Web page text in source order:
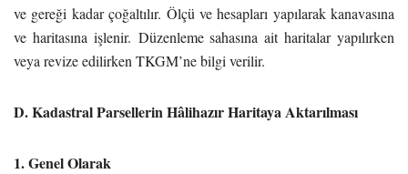
ve gereği kadar çoğaltılır. Ölçü ve hesapları yapılarak kanavasına
ve haritasına işlenir. Düzenleme sahasına ait haritalar yapılırken
veya revize edilirken TKGM’ne bilgi verilir.
D. Kadastral Parsellerin Hâlihazır Haritaya Aktarılması
1. Genel Olarak